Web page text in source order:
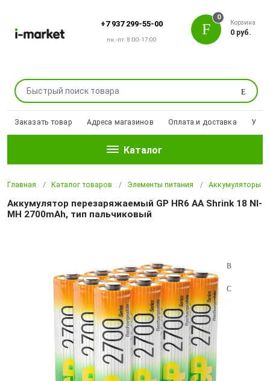
+7 937 299-55-00
пн.-пт. 8:00-17:00
Поиск
0
Корзина
0 руб.
Заказать товар Адреса магазинов Оплата и доставка
Каталог
Главная Каталог товаров Элементы питания Аккумуляторы
Аккумулятор перезаряжаемый GP HR6 AA Shrink 18 NI-
MH 2700mAh, тип пальчиковый